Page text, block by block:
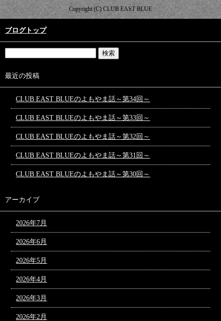
Copyright (C) CLUB EAST BLUE
ブログトップ
最近の投稿
CLUB EAST BLUEのよもやま話～第34回～
CLUB EAST BLUEのよもやま話～第33回～
CLUB EAST BLUEのよもやま話～第32回～
CLUB EAST BLUEのよもやま話～第31回～
CLUB EAST BLUEのよもやま話～第30回～
アーカイブ
2026年7月
2026年6月
2026年5月
2026年4月
2026年3月
2026年2月